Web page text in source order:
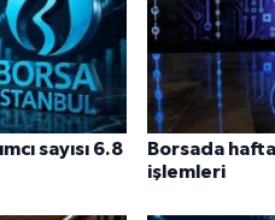
sayısı 6.8
Borsada
işlemleri